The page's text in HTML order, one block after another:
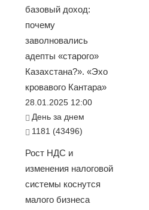
базовый доход:
почему
заволновались
адепты «старого»
Казахстана?». «Эхо
кровавого Кантара»
28.01.2025 12:00
День за днем
1181 (43496)
Рост НДС и
изменения налоговой
системы коснутся
малого бизнеса